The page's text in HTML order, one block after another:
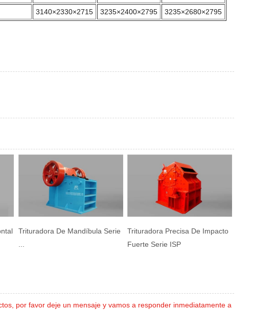
3140×2330×2715 3235×2400×2795 3235×2680×2795
Trituradora De Mandíbula Serie
...
Trituradora Precisa De Impacto
Fuerte Serie ISP
por favor deje un mensaje y vamos a responder inmediatamente a